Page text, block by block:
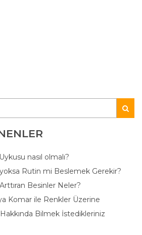
nasıl olmalı?
Rutin mi Beslemek Gerekir?
Besinler Neler?
Komar ile Renkler Üzerine
Bilmek İstedikleriniz